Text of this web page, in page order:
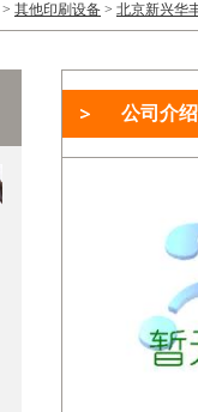
> 其他印刷设备 > 北京新兴华
公司介绍